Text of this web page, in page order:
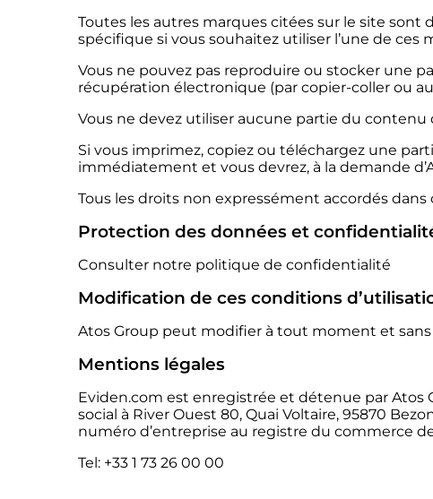
Toutes les autres marques citées sur le site
spécifique si vous souhaitez utiliser l’une de ces
Vous ne pouvez pas reproduire ou stocker une
récupération électronique (par copier-coller ou
Vous ne devez utiliser aucune partie du contenu
Si vous imprimez, copiez ou téléchargez une
immédiatement et vous devrez, à la demande
Tous les droits non expressément accordés dans
Protection des données et
Consulter notre politique de confidentialité
Modification de ces conditions
Atos Group peut modifier à tout moment et
Mentions légales
Eviden.com est enregistrée et détenue par Atos
social à River Ouest 80, Quai Voltaire, 95870
numéro d’entreprise au registre du commerce
Tel: +33 1 73 26 00 00